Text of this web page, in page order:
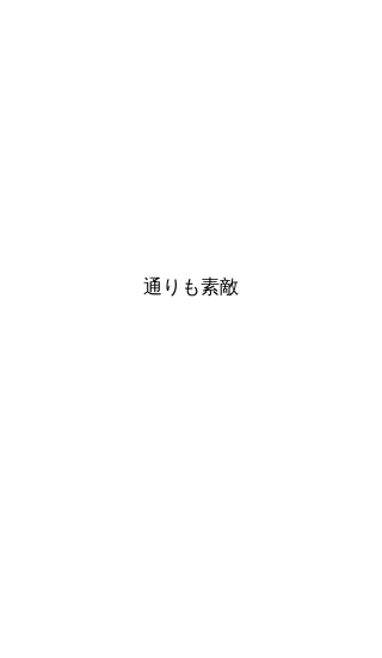
通りも素敵